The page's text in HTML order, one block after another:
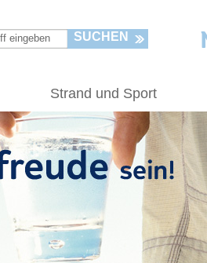
SUCHEN
Strand und Sport